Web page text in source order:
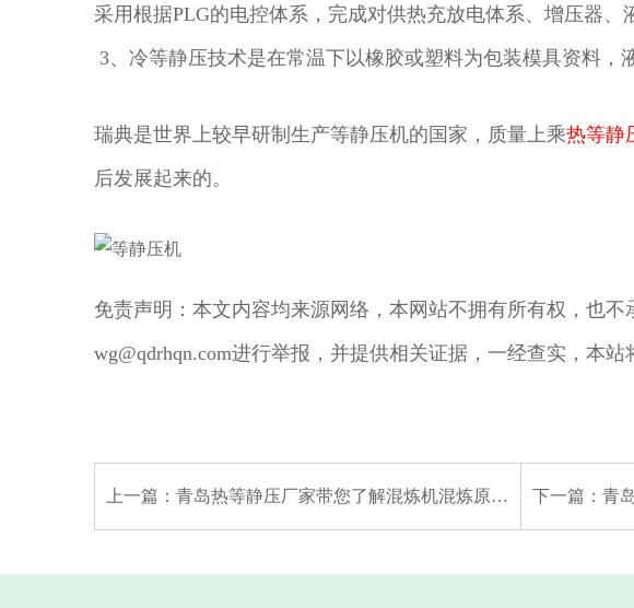
采用根据PLG的电控体系，完成对供热充放电体系、增压器
3、冷等静压技术是在常温下以橡胶或塑料为包装模具资料，
瑞典是世界上较早研制生产等静压机的国家，质量上乘热等静
后发展起来的。
免责声明：本文内容均来源网络，本网站不拥有所有权，也
wg@qdrhqn.com进行举报，并提供相关证据，一经查实，本站
上一篇： 青岛热等静压厂家带您了解混炼机混炼原理及工艺条件 下一篇： 青岛